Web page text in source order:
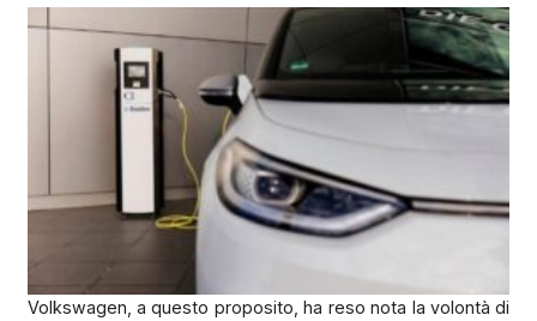
Volkswagen, a questo proposito, ha reso nota la volontà di